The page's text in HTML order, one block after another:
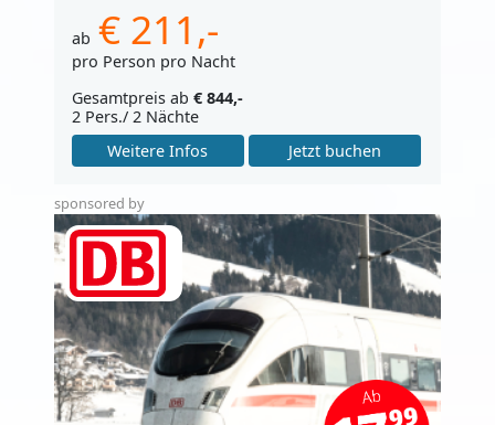
ab € 211,-
pro Person pro Nacht
Gesamtpreis ab € 844,-
2 Pers./ 2 Nächte
Weitere Infos
Jetzt buchen
sponsored by